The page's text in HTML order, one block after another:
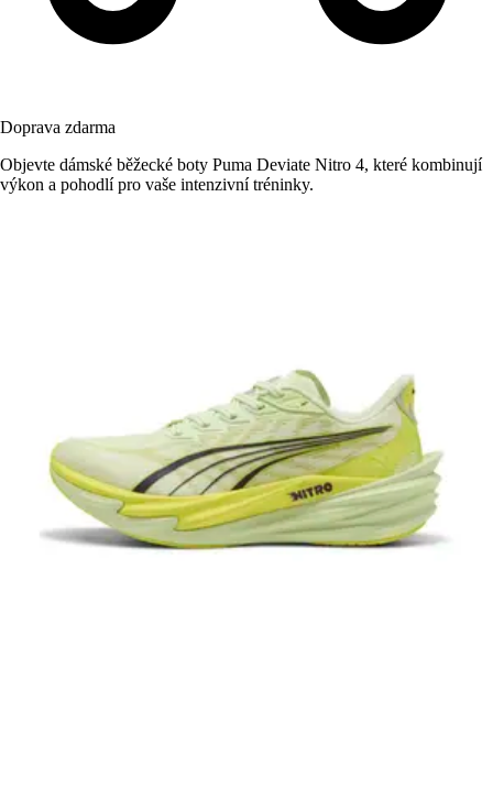
Doprava zdarma
Objevte dámské běžecké boty Puma Deviate Nitro 4, které kombinují
výkon a pohodlí pro vaše intenzivní tréninky.